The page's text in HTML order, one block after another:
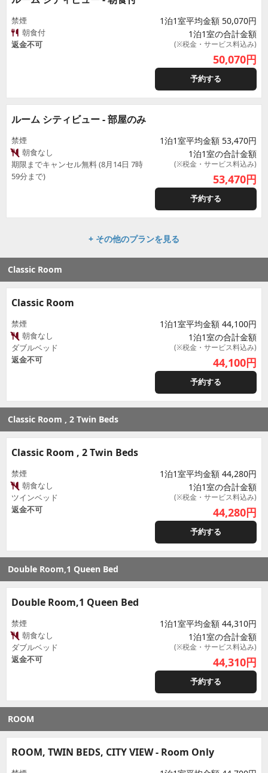
禁煙
朝食付
返金不可
1泊1室平均金額 50,070円
1泊1室の合計金額
(※税金・サービス料込み)
50,070円
予約する
ルーム シティビュー - 部屋のみ
禁煙
朝食なし
期限までキャンセル無料 (8月14日 7時
59分まで)
1泊1室平均金額 53,470円
1泊1室の合計金額
(※税金・サービス料込み)
53,470円
予約する
+ その他のプランを見る
Classic Room
Classic Room
禁煙
朝食なし
ダブルベッド
返金不可
1泊1室平均金額 44,100円
1泊1室の合計金額
(※税金・サービス料込み)
44,100円
予約する
Classic Room , 2 Twin Beds
Classic Room , 2 Twin Beds
禁煙
朝食なし
ツインベッド
返金不可
1泊1室平均金額 44,280円
1泊1室の合計金額
(※税金・サービス料込み)
44,280円
予約する
Double Room,1 Queen Bed
Double Room,1 Queen Bed
禁煙
朝食なし
ダブルベッド
返金不可
1泊1室平均金額 44,310円
1泊1室の合計金額
(※税金・サービス料込み)
44,310円
予約する
ROOM
ROOM, TWIN BEDS, CITY VIEW - Room Only